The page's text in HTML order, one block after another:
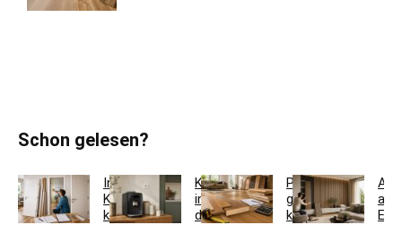
Schon gelesen?
Innentür-
Komplettset
kaufen:
Kaffeestation
in
der
Parkett
günstig
kaufen:
aus